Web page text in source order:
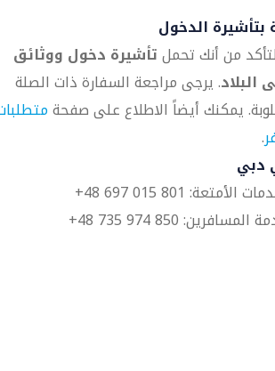
بتأشيرة الدخول
من أنك تحملتأشيرة دخول ووثائق
البلاد. يرجى مراجعة السفارة ذات الصلة
يمكنك أيضاً الاطلاع على صفحة
.
دبي
الأمتعة: 801 015 697 48+
850 974 735 48+